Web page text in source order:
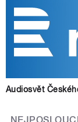
Audiosvět